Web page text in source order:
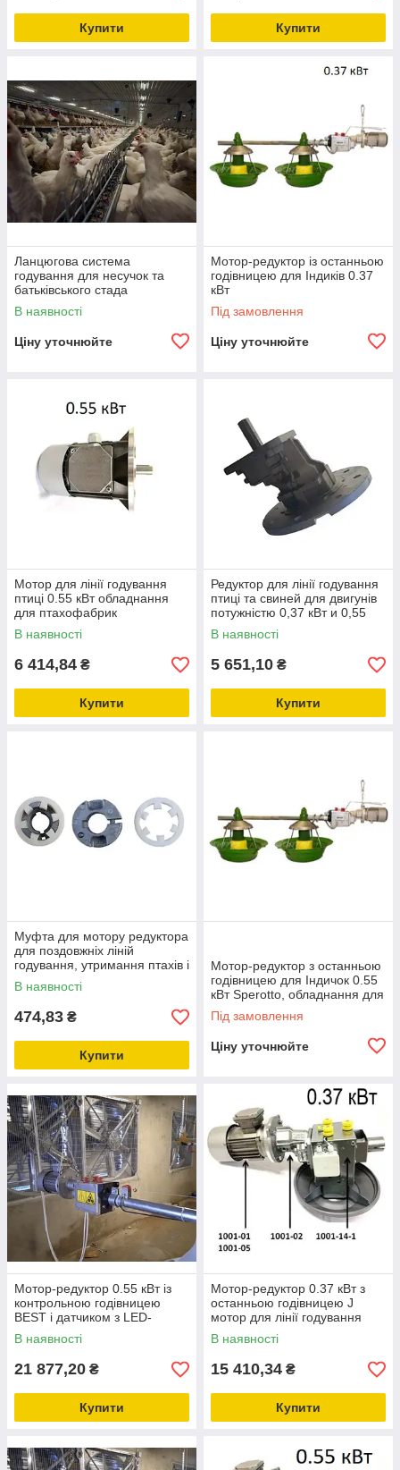
Купити Купити
Ланцюгова система
годування для несучок та
батьківського стада
бройлерів
В наявності
Ціну уточнюйте
Мотор-редуктор із останньою
годівницею для Індиків 0.37
кВт
Під замовлення
Ціну уточнюйте
Мотор для лінії годування
птиці 0.55 кВт обладнання
для птахофабрик
В наявності
6 414,84 ₴
Купити
Редуктор для лінії годування
птиці та свиней для двигунів
потужністю 0,37 кВт и 0,55
кВт
В наявності
5 651,10 ₴
Купити
Муфта для мотору редуктора
для поздовжніх ліній
годування, утримання птахів і
тварин KG5.014
В наявності
474,83 ₴
Купити
Мотор-редуктор з останньою
годівницею для Індичок 0.55
кВт Sperotto, обладнання для
пташників
Під замовлення
Ціну уточнюйте
Мотор-редуктор 0.55 кВт із
контрольною годівницею
BEST і датчиком з LED-
підсвіткою для лінії годування
бройлерів
В наявності
21 877,20 ₴
Купити
Мотор-редуктор 0.37 кВт з
останньою годівницею J
мотор для лінії годування
(MINIMAX)
В наявності
15 410,34 ₴
Купити